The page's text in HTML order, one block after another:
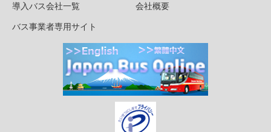
導入バス会社一覧
会社概要
バス事業者専用サイト